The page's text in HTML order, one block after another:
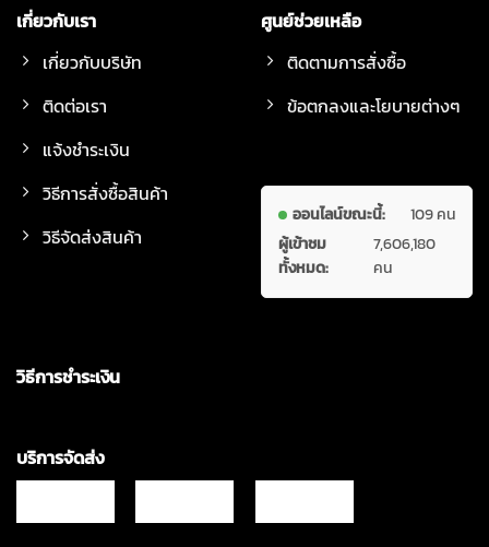
เกี่ยวกับเรา
เกี่ยวกับบริษัท
ติดต่อเรา
แจ้งชำระเงิน
วิธีการสั่งซื้อสินค้า
วิธีจัดส่งสินค้า
ศูนย์ช่วยเหลือ
ติดตามการสั่งซื้อ
ข้อตกลงและโยบายต่างๆ
ออนไลน์ขณะนี้:
109 คน
ผู้เข้าชม
ทั้งหมด:
7,606,180
คน
วิธีการชำระเงิน
บริการจัดส่ง